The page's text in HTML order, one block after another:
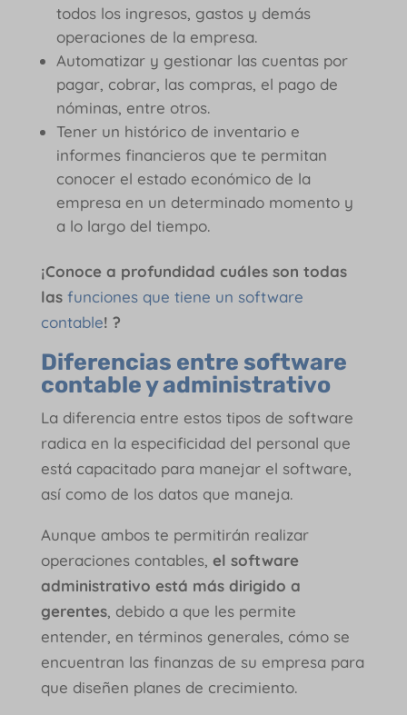
todos los ingresos, gastos y demás
operaciones de la empresa.
Automatizar y gestionar las cuentas por
pagar, cobrar, las compras, el pago de
nóminas, entre otros.
Tener un histórico de inventario e
informes financieros que te permitan
conocer el estado económico de la
empresa en un determinado momento y
a lo largo del tiempo.
¡Conoce a profundidad cuáles son todas
las funciones que tiene un software
contable! ?
Diferencias entre software
contable y administrativo
La diferencia entre estos tipos de software
radica en la especificidad del personal que
está capacitado para manejar el software,
así como de los datos que maneja.
Aunque ambos te permitirán realizar
operaciones contables, el software
administrativo está más dirigido a
gerentes, debido a que les permite
entender, en términos generales, cómo se
encuentran las finanzas de su empresa para
que diseñen planes de crecimiento.